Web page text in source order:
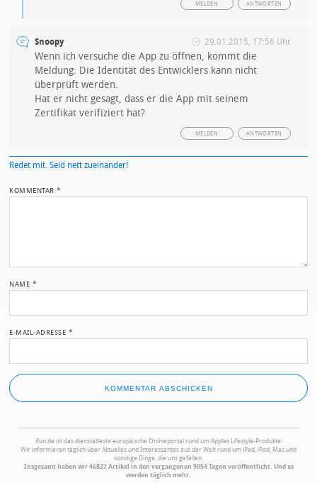
ANTWORTEN
MELDEN
Snoopy 29.01.2015, 17:56 Uhr
Wenn ich versuche die App zu öffnen, kommt die
Meldung: Die Identität des Entwicklers kann nicht
überprüft werden.
Hat er nicht gesagt, dass er die App mit seinem
Zertifikat verifiziert hat?
ANTWORTEN
MELDEN
Redet mit. Seid nett zueinander!
KOMMENTAR*
NAME *
E-MAIL-ADRESSE *
ifun.de ist das dienstälteste europäische Onlineportal rund um Apples Lifestyle-Produkte.
Wir informieren täglich über Aktuelles und Interessantes aus der Welt rund um iPad, iPod, Mac und
sonstige Dinge, die uns gefallen.
Insgesamt haben wir 46827 Artikel in den vergangenen 9054 Tagen veröffentlicht. Und es
werden täglich mehr.